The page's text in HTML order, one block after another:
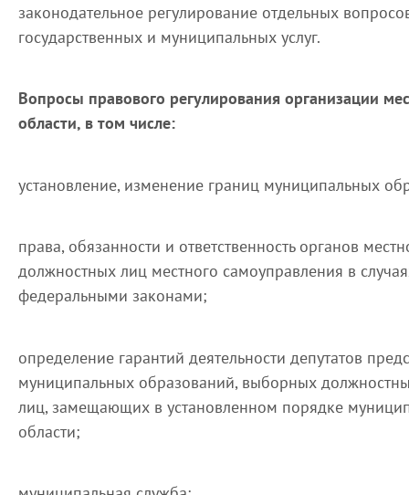
законодательное регулирование отдельных
государственных и муниципальных услуг.
Вопросы правового регулирования организации
области, в том числе:
установление, изменение границ муниципальных
права, обязанности и ответственность органов
должностных лиц местного самоуправления в
федеральными законами;
определение гарантий деятельности депутатов
муниципальных образований, выборных
лиц, замещающих в установленном порядке
области;